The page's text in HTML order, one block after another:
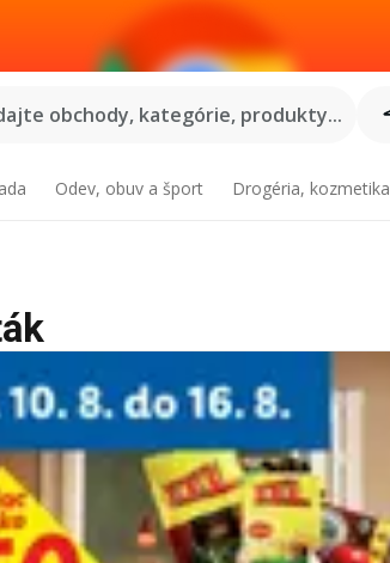
obchody, kategórie, produkty...
Odev, obuv a šport Drogéria, kozmetika